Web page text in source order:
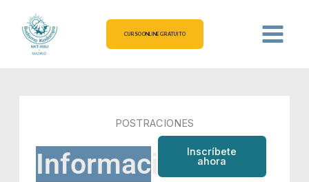
contenido
CURSO ONLINE GRATUITO
POSTRACIONES
InformaciónInscríbete
ahora